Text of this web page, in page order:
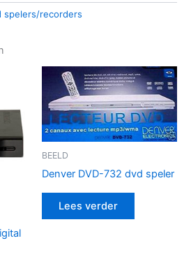
spelers/recorders
BEELD
Denver DVD-732 dvd speler
Lees verder